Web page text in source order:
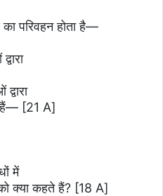
परिवहन होता है—
हैं— [21 A]
में
क्या कहते हैं? [18 A]